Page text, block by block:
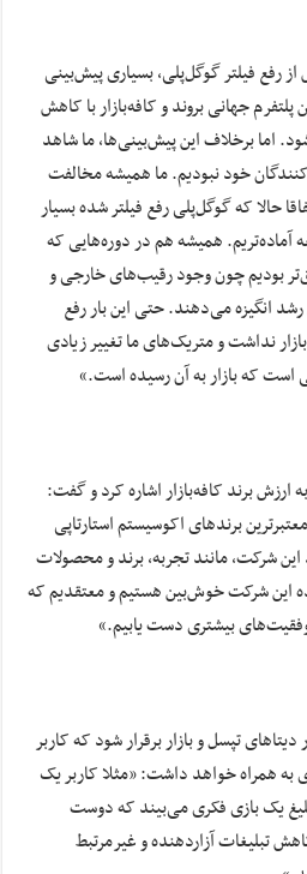
رفع فیلتر گوگل‌پلی، بسیاری پیش‌بینی
جهانی بروند و کافه‌بازار با کاهش
اما برخلاف این پیش‌بینی‌ها، ما شاهد
خود نبودیم.ما همیشه مخالفت
حالا که گوگل‌پلی رفع فیلتر شده بسیار
آماده‌تریم. همیشه هم در دوره‌هایی که
بودیم چون وجود رقیب‌های خارجی و
انگیزه می‌دهند. حتی این بار رفع
نداشت و متریک‌های ما تغییر زیادی
است که بازار به آن رسیده است.»
برند کافه‌بازار اشاره کرد و گفت:
برندهای اکوسیستم استارتاپی
شرکت، مانند تجربه، برند و محصولات
این شرکت خوش‌بین هستیم و معتقدیم که
بیشتری دست یابیم.»
تپسل و بازار برقرار شود که کاربر
به همراه خواهد داشت: «مثلا کاربر یک
یک بازی فکری می‌بیند که دوست
تبلیغات آزاردهنده و غیرمرتبط